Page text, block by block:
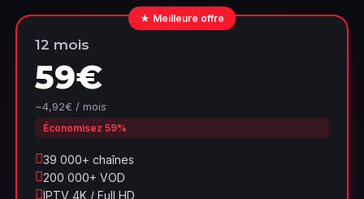
★ Meilleure offre
12 mois
59€
~4,92€ / mois
Économisez 59%
39 000+ chaînes
200 000+ VOD
IPTV 4K / Full HD